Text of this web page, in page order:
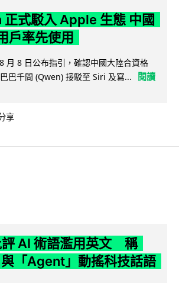
正式駁入 Apple 生態 中國
戶率先使用
月 8 日公布指引，確認中國大陸合資格
巴千問 (Qwen) 接駁至 Siri 及寫...
閱讀
享
評 AI 術語濫用英文 稱
與「Agent」動搖科技話語